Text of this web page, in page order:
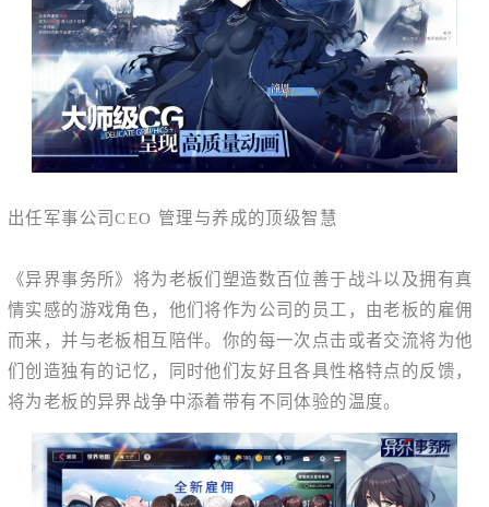
出任军事公司CEO 管理与养成的顶级智慧
《异界事务所》将为老板们塑造数百位善于战斗以及拥有真
情实感的游戏角色，他们将作为公司的员工，由老板的雇佣
而来，并与老板相互陪伴。你的每一次点击或者交流将为他
们创造独有的记忆，同时他们友好且各具性格特点的反馈，
将为老板的异界战争中添着带有不同体验的温度。